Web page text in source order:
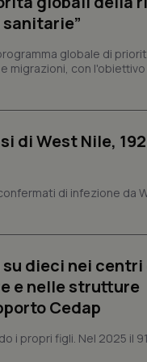
globale di
migrazioni, con l'obiettivo
di West Nile,
di infezione da
dieci nei centri
e nelle strutture
Cedap
i propri figli. Nel 2025 il
Questo cookie viene utilizzato
Script.com per ricordare le
dei cookie di Cookie-Script.com
correttamente.
assegnare un identificatore
Universal Analytics, che è un
significativo del servizio di
generato in modo casuale come
sessioni e campagne per i
Cookie generato da applicazioni
linguaggio PHP. Si tratta di un
generico utilizzato per
generato in modo casuale, il
utilizzato può essere specifico